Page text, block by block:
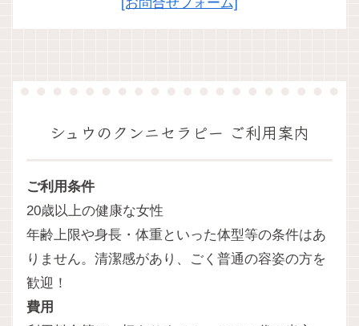
シュウのクンニセラピー ご利用案内
ご利用条件
20歳以上の健康な女性
年齢上限や身長・体重といった体型等の条件はあ
りません。清潔感があり、ごく普通の容姿の方を
歓迎！
費用